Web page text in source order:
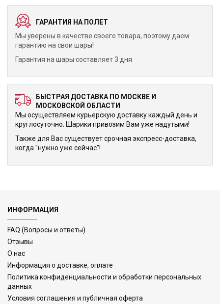
ГАРАНТИЯ НА ПОЛЕТ
Мы уверены в качестве своего товара, поэтому даем
гарантию на свои шары!
Гарантия на шары составляет 3 дня
БЫСТРАЯ ДОСТАВКА ПО МОСКВЕ И
МОСКОВСКОЙ ОБЛАСТИ
Мы осуществляем курьерскую доставку каждый день и
круглосуточно. Шарики привозим Вам уже надутыми!
Также для Вас существует срочная экспресс-доставка,
когда "нужно уже сейчас"!
ИНФОРМАЦИЯ
FAQ (Вопросы и ответы)
Отзывы
О нас
Информация о доставке, оплате
Политика конфиденциальности и обработки персональных
данных
Условия соглашения и публичная оферта